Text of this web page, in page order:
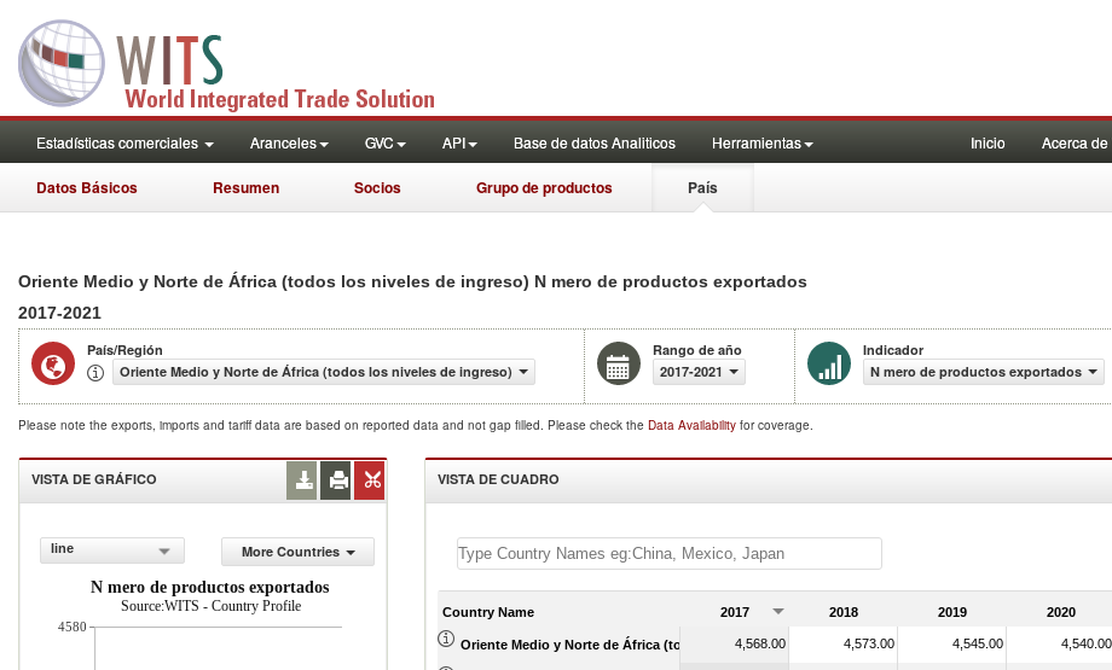
Estadísticas comerciales Aranceles GVC API Base de datos Analiticos Herramientas Inicio Acerca de
Datos Básicos Resumen Socios Grupo de productos País
Oriente Medio y Norte de África (todos los niveles de ingreso) N mero de productos exportados
2017-2021
País/Región
Oriente Medio y Norte de África (todos los niveles de ingreso)
Rango de año
2017-2021
Indicador
N mero de productos exportados
Please note the exports, imports and tariff data are based on reported data and not gap filled. Please check the Data Availability for coverage.
VISTA DE GRÁFICO
line
More Countries
N mero de productos exportados
Source:WITS - Country Profile
4580
VISTA DE CUADRO
Country Name 2017 2018 2019 2020
Oriente Medio y Norte de África (todos los niveles de ingreso)
4,568.00 4,573.00 4,545.00 4,540.00